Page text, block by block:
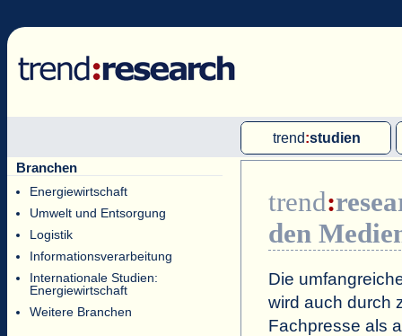
trend:studien
Single-Client-Studien
Internationale Markt Reports
Branchen
Energiewirtschaft
Umwelt und Entsorgung
Logistik
Informationsverarbeitung
Internationale Studien:
Energiewirtschaft
Weitere Branchen
trend:
den
Die
wird auch durch
Fachpresse als